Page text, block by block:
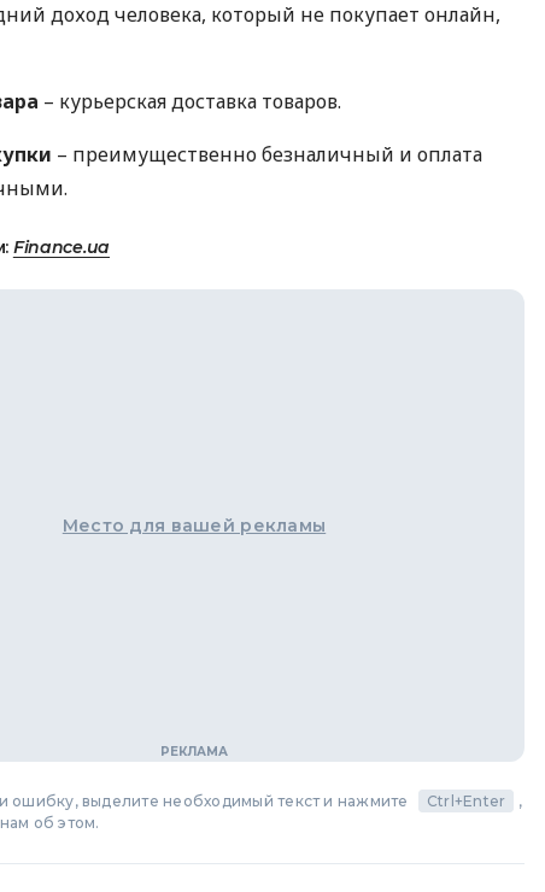
доход человека, который не покупает онлайн,
– курьерская доставка товаров.
– преимущественно безналичный и оплата
Finance.ua
Место для вашей рекламы
ошибку, выделите необходимый текст и нажмите Ctrl+Enter
,
об этом.